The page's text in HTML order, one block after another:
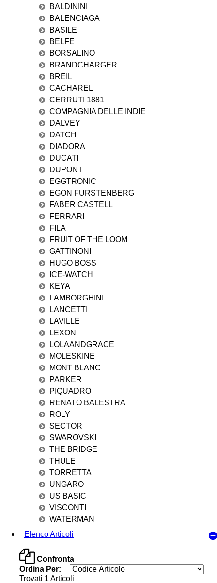
BALDININI
BALENCIAGA
BASILE
BELFE
BORSALINO
BRANDCHARGER
BREIL
CACHAREL
CERRUTI 1881
COMPAGNIA DELLE INDIE
DALVEY
DATCH
DIADORA
DUCATI
DUPONT
EGGTRONIC
EGON FURSTENBERG
FABER CASTELL
FERRARI
FILA
FRUIT OF THE LOOM
GATTINONI
HUGO BOSS
ICE-WATCH
KEYA
LAMBORGHINI
LANCETTI
LAVILLE
LEXON
LOLAANDGRACE
MOLESKINE
MONT BLANC
PARKER
PIQUADRO
RENATO BALESTRA
ROLY
SECTOR
SWAROVSKI
THE BRIDGE
THULE
TORRETTA
UNGARO
US BASIC
VISCONTI
WATERMAN
Elenco Articoli
Confronta
Ordina Per:
Trovati 1 Articoli